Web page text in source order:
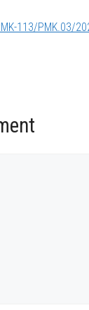
113/PMK.03/